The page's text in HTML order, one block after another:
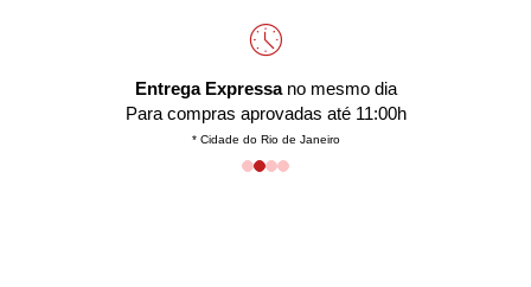
Entrega Expressano mesmo dia
Para compras aprovadas até 11:00h
* Cidade do Rio de Janeiro